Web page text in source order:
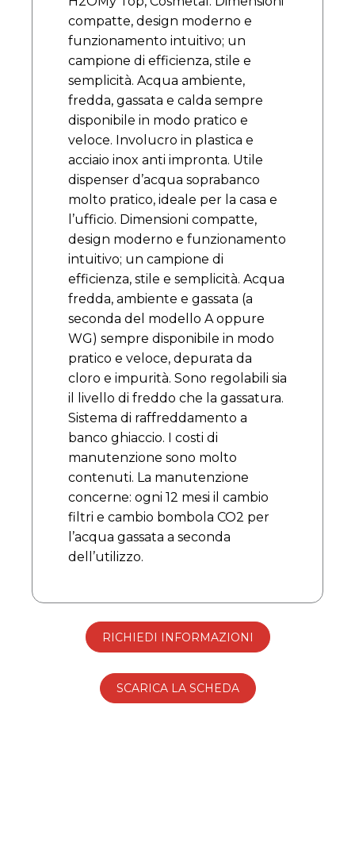
compatte, design moderno e
funzionamento intuitivo; un
campione di efficienza, stile e
semplicità. Acqua ambiente,
fredda, gassata e calda sempre
disponibile in modo pratico e
veloce. Involucro in plastica e
acciaio inox anti impronta. Utile
dispenser d’acqua soprabanco
molto pratico, ideale per la casa e
l’ufficio. Dimensioni compatte,
design moderno e funzionamento
intuitivo; un campione di
efficienza, stile e semplicità. Acqua
fredda, ambiente e gassata (a
seconda del modello A oppure
WG) sempre disponibile in modo
pratico e veloce, depurata da
cloro e impurità. Sono regolabili sia
il livello di freddo che la gassatura.
Sistema di raffreddamento a
banco ghiaccio. I costi di
manutenzione sono molto
contenuti. La manutenzione
concerne: ogni 12 mesi il cambio
filtri e cambio bombola CO2 per
l’acqua gassata a seconda
dell’utilizzo.
RICHIEDI INFORMAZIONI
SCARICA LA SCHEDA